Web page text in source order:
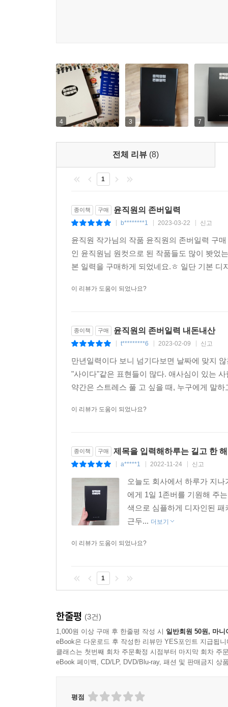
4 3 7
전체 리뷰 (8)
1
종이책 구매 윤직원의 존버일력
b********1 2023-03-22 신고
윤직원 작가님의 작품 윤직원의 존버일력 구
인 윤직원님 원컷으로 된 작품들도 많이 봣었
본 일력을 구매하게 되었네요.ㅎ 일단 기본
이 리뷰가 도움이 되었나요?
종이책 구매 윤직원의 존버일력 내돈내산
t*********6 2023-02-09 신고
만년일력이다 보니 넘기다보면 날짜에 맞지
"사이다"같은 표현들이 많다. 애사심이 있는
약간은 스트레스 풀 고 싶을 때, 누구에게 말
이 리뷰가 도움이 되었나요?
종이책 구매 제목을 입력해 하루는 길고 한
a*****1 2022-11-24 신고
오늘도 회사에서 하루가 지
에게 1일 1존버를 기원해 주
색으로 심플하게 디자인된
근두... 더보기
이 리뷰가 도움이 되었나요?
1
한줄평 (3건)
1,000원 이상 구매 후 한줄평 작성 시 일반회원 50원, 마니
eBook은 다운로드 후 작성한 리뷰만 YES포인트 지급됩니
클래스는 첫번째 회차 주문확정 시점부터 마지막 회차 주
eBook 페이백, CD/LP, DVD/Blu-ray, 패션 및 판매금지 상
평점